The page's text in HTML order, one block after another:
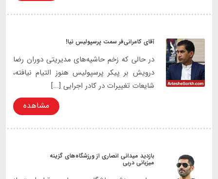
آقای کامرانی‌فر سمت پرسپولیس نیا!
در حالی که زخم حاشیه‌های مدیریتی دوران رضا
درویش بر پیکر پرسپولیس هنوز التیام نیافته،
شایعات تغییرات در کادر اجرایی [...]
مشاهده
بازدید میدانی انصاری از ورزشگاه‌های گزینه
میزبانی دربی